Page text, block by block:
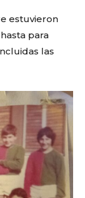
estuvieron
para
las